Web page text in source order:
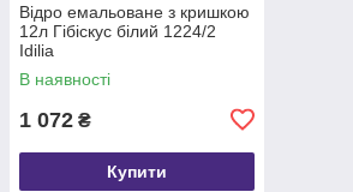
Відро емальоване з кришкою
12л Гібіскус білий 1224/2
Idilia
В наявності
1 072 ₴
Купити